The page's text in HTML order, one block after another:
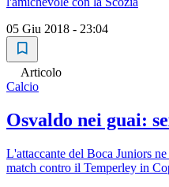
05 Giu 2018 - 23:04
Articolo
Calcio
Osvaldo nei guai:
L'attaccante del Boca Juniors
match contro il Temperley in